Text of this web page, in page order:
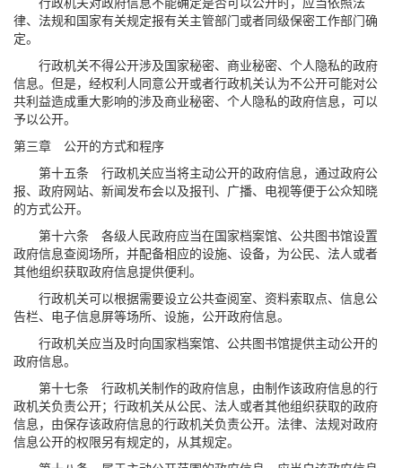
律、法规和国家有关规定报有关主管部门或者同级保密工作部门确
定。
行政机关不得公开涉及国家秘密、商业秘密、个人隐私的政府
信息。但是，经权利人同意公开或者行政机关认为不公开可能对公
共利益造成重大影响的涉及商业秘密、个人隐私的政府信息，可以
予以公开。
第三章 公开的方式和程序
第十五条 行政机关应当将主动公开的政府信息，通过政府公
报、政府网站、新闻发布会以及报刊、广播、电视等便于公众知晓
的方式公开。
第十六条 各级人民政府应当在国家档案馆、公共图书馆设置
政府信息查阅场所，并配备相应的设施、设备，为公民、法人或者
其他组织获取政府信息提供便利。
行政机关可以根据需要设立公共查阅室、资料索取点、信息公
告栏、电子信息屏等场所、设施，公开政府信息。
行政机关应当及时向国家档案馆、公共图书馆提供主动公开的
政府信息。
第十七条 行政机关制作的政府信息，由制作该政府信息的行
政机关负责公开；行政机关从公民、法人或者其他组织获取的政府
信息，由保存该政府信息的行政机关负责公开。法律、法规对政府
信息公开的权限另有规定的，从其规定。